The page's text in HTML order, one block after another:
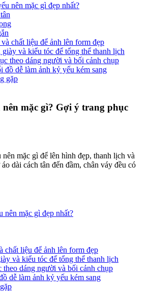
nên mặc gì đẹp nhất?
chất liệu để ảnh lên form đẹp
và kiểu tóc để tổng thể thanh lịch
theo dáng người và bối cảnh chụp
đồ dễ làm ảnh kỷ yếu kém sang
gặp
mặc gì? Gợi ý trang phục
mặc gì để lên hình đẹp, thanh lịch và
dài cách tân đến đầm, chân váy đều có
nên mặc gì đẹp nhất?
chất liệu để ảnh lên form đẹp
và kiểu tóc để tổng thể thanh lịch
theo dáng người và bối cảnh chụp
dễ làm ảnh kỷ yếu kém sang